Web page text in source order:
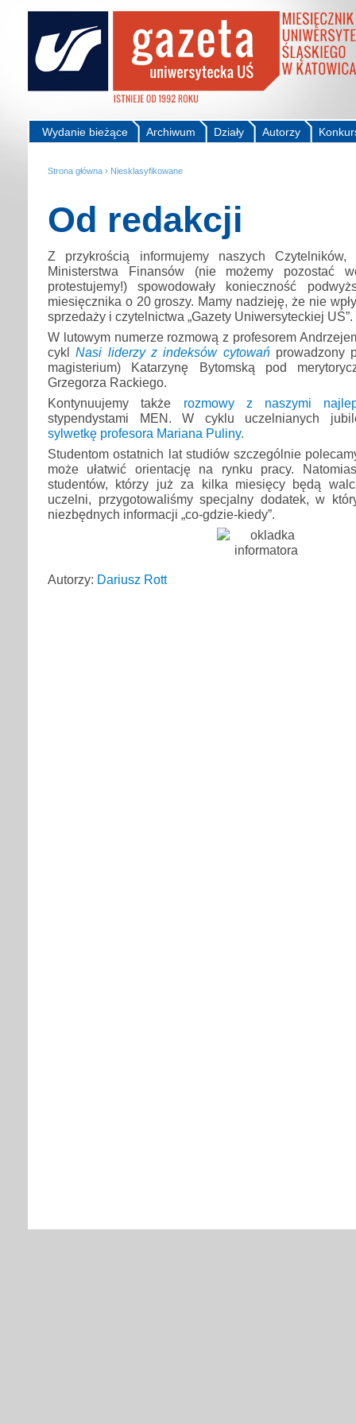
Autorzy
Działy
Archiwum
Wydanie bieżące
Strona główna › Niesklasyfikowane
Od redakcji
Z przykrością informujemy naszych
Ministerstwa Finansów (nie możemy pozostać
protestujemy!) spowodowały konieczność
miesięcznika o 20 groszy. Mamy nadzieję, że nie
sprzedaży i czytelnictwa „Gazety Uniwersyteckiej UŚ”.
W lutowym numerze rozmową z profesorem
cyklNasi liderzy z indeksów cytowańprowadzony
magisterium) Katarzynę Bytomską pod
Grzegorza Rackiego.
Kontynuujemy także rozmowy z naszymi
stypendystami MEN. W cyklu uczelnianych
sylwetkę profesora Mariana Puliny.
Studentom ostatnich lat studiów szczególnie
może ułatwić orientację na rynku pracy.
studentów, którzy już za kilka miesięcy będą
uczelni, przygotowaliśmy specjalny dodatek, w
niezbędnych informacji „co-gdzie-kiedy”.
Autorzy: Dariusz Rott